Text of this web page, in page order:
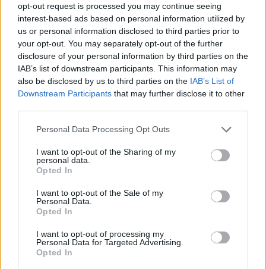
opt-out request is processed you may continue seeing
interest-based ads based on personal information utilized by
us or personal information disclosed to third parties prior to
your opt-out. You may separately opt-out of the further
disclosure of your personal information by third parties on the
IAB’s list of downstream participants. This information may
also be disclosed by us to third parties on the IAB’s List of
Downstream Participants that may further disclose it to other
Personal Data Processing Opt Outs
I want to opt-out of the Sharing of my
personal data.
Opted In
I want to opt-out of the Sale of my
Personal Data.
Opted In
I want to opt-out of processing my
Personal Data for Targeted Advertising.
Opted In
Serie: Crimen, Drama, Comedia
Richard Poole, un policía británico huraño y con poca
predisposición hacia su sentido del humor, es enviado a
la isla caribeña de Saint-Marie para investigar el
asesinato de su predecesor. Una vez resuelto el caso,
acaba siendo el inspector jefe de la policía local.